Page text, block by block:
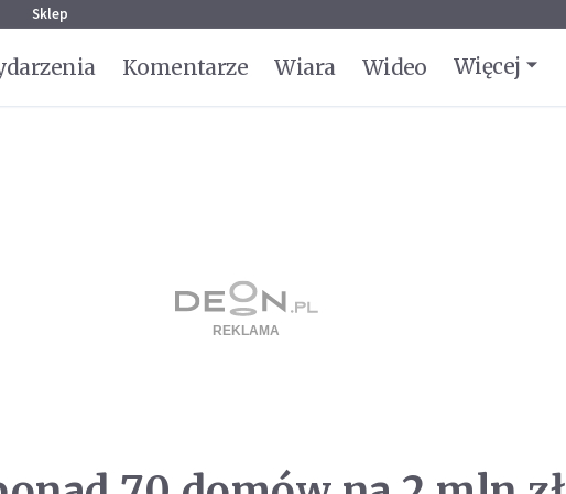
Sklep
Komentarze Wiara Wideo Więcej